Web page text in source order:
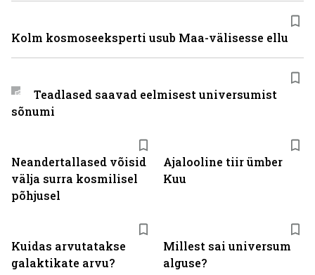
Neandertallased võisid
välja surra kosmilisel
põhjusel
Ajalooline tiir ümber
Kuu
Kuidas arvutatakse
galaktikate arvu?
Millest sai universum
alguse?
Kolm kosmoseeksperti usub Maa-välisesse ellu
Teadlased saavad eelmisest universumist
sõnumi